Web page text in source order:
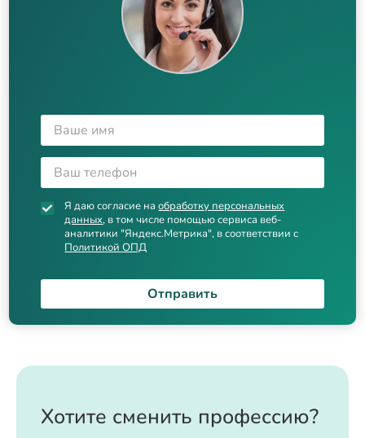
Я даю согласие наобработку персональных
данных, в том числе помощью сервиса веб-
аналитики "Яндекс.Метрика", в соответствии с
Политикой ОПД
Отправить
Хотите сменить профессию?